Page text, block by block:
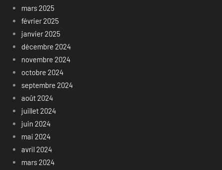
mars 2025
février 2025
janvier 2025
décembre 2024
novembre 2024
octobre 2024
septembre 2024
août 2024
juillet 2024
juin 2024
mai 2024
avril 2024
mars 2024